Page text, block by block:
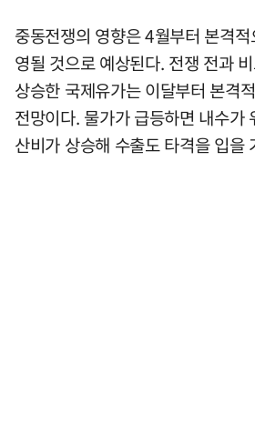
중동전쟁의 영향은 4월부터 본격
영될 것으로 예상된다. 전쟁 전과
상승한 국제유가는 이달부터 본격
전망이다. 물가가 급등하면 내수가
산비가 상승해 수출도 타격을 입을